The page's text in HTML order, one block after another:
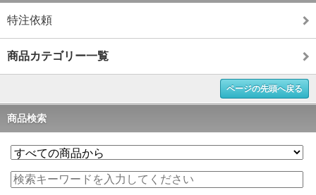
特注依頼
商品カテゴリー一覧
ページの先頭へ戻る
商品検索